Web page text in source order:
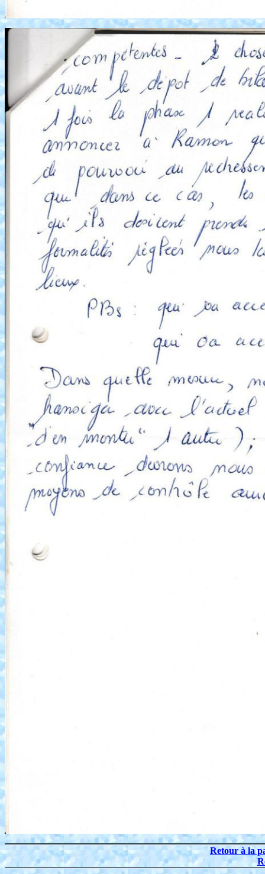
Retour à la